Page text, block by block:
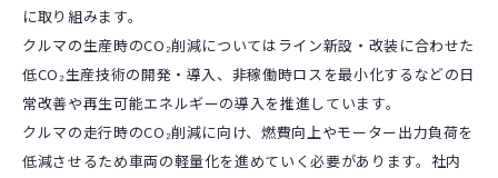
に取り組みます。
クルマの生産時のCO₂削減についてはライン新設・改装に合わせた
低CO₂生産技術の開発・導入、非稼働時ロスを最小化するなどの日
常改善や再生可能エネルギーの導入を推進しています。
クルマの走行時のCO₂削減に向け、燃費向上やモーター出力負荷を
低減させるため車両の軽量化を進めていく必要があります。社内